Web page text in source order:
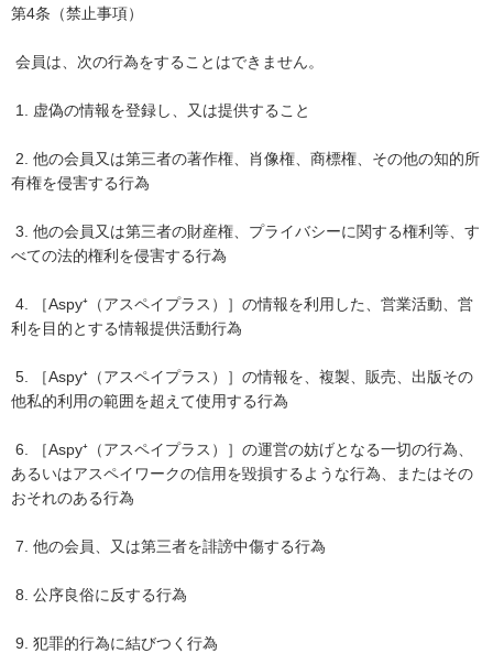
第4条（禁止事項）
会員は、次の行為をすることはできません。
1. 虚偽の情報を登録し、又は提供すること
2. 他の会員又は第三者の著作権、肖像権、商標権、その他の知的所
有権を侵害する行為
3. 他の会員又は第三者の財産権、プライバシーに関する権利等、す
べての法的権利を侵害する行為
4. ［Aspy⁺（アスペイプラス）］の情報を利用した、営業活動、営
利を目的とする情報提供活動行為
5. ［Aspy⁺（アスペイプラス）］の情報を、複製、販売、出版その
他私的利用の範囲を超えて使用する行為
6. ［Aspy⁺（アスペイプラス）］の運営の妨げとなる一切の行為、
あるいはアスペイワークの信用を毀損するような行為、またはその
おそれのある行為
7. 他の会員、又は第三者を誹謗中傷する行為
8. 公序良俗に反する行為
9. 犯罪的行為に結びつく行為